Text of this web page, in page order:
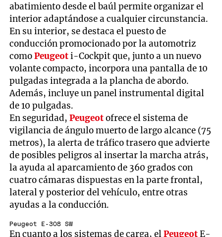
abatimiento desde el baúl permite organizar el
interior adaptándose a cualquier circunstancia.
En su interior, se destaca el puesto de
conducción promocionado por la automotriz
comoPeugeoti-Cockpit que, junto a un nuevo
volante compacto, incorpora una pantalla de 10
pulgadas integrada a la plancha de abordo.
Además, incluye un panel instrumental digital
de 10 pulgadas.
En seguridad,Peugeotofrece el sistema de
vigilancia de ángulo muerto de largo alcance (75
metros), la alerta de tráfico trasero que advierte
de posibles peligros al insertar la marcha atrás,
la ayuda al aparcamiento de 360 grados con
cuatro cámaras dispuestas en la parte frontal,
lateral y posterior del vehículo, entre otras
ayudas a la conducción.
Peugeot E-308 SW
En cuanto a los sistemas de carga, elPeugeotE-